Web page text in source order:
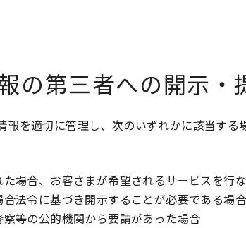
の第三者への開示・
報を適切に管理し、次のいずれかに該当する
場合、お客さまが希望されるサービスを行
法令に基づき開示することが必要である場合
等の公的機関から要請があった場合